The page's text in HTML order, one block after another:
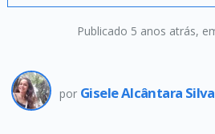
Publicado 5 anos atrás,
por Gisele Alcântara Silva